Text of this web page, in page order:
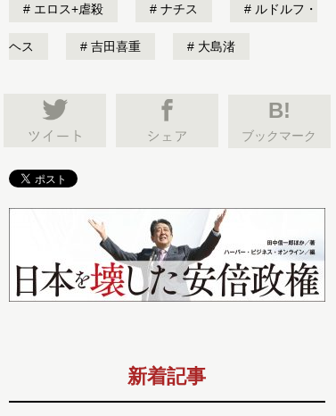
エロス+虐殺 ナチス ルドルフ・
ヘス 吉田喜重 大島渚
B!
ブックマーク
新着記事